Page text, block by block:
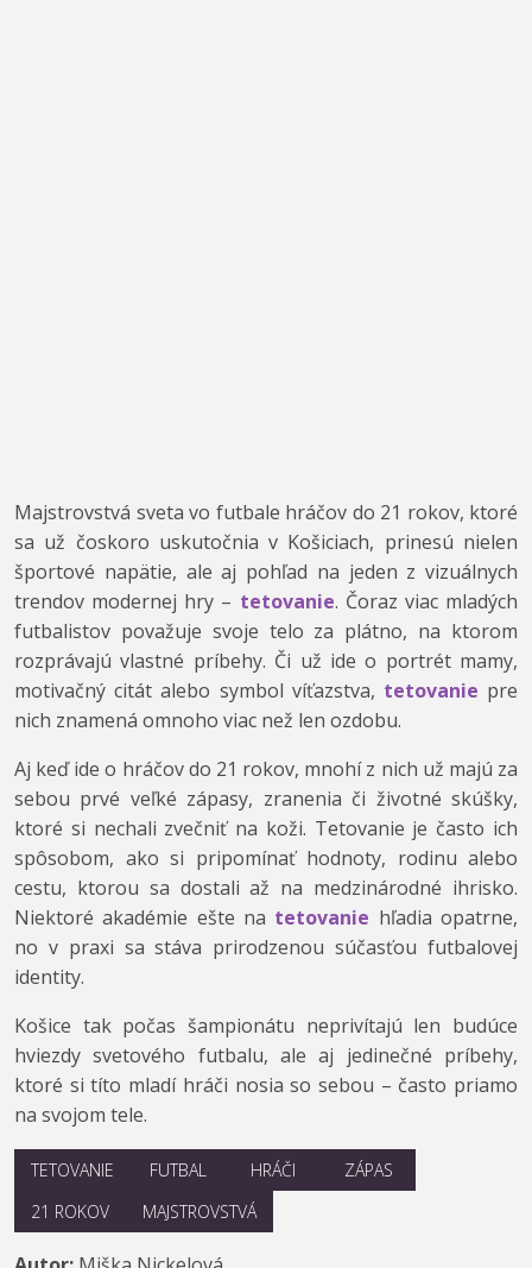
Majstrovstvá sveta vo futbale hráčov do 21 rokov, ktoré
sa už čoskoro uskutočnia v Košiciach, prinesú nielen
športové napätie, ale aj pohľad na jeden z vizuálnych
trendov modernej hry – tetovanie. Čoraz viac mladých
futbalistov považuje svoje telo za plátno, na ktorom
rozprávajú vlastné príbehy. Či už ide o portrét mamy,
motivačný citát alebo symbol víťazstva, tetovanie pre
nich znamená omnoho viac než len ozdobu.
Aj keď ide o hráčov do 21 rokov, mnohí z nich už majú za
sebou prvé veľké zápasy, zranenia či životné skúšky,
ktoré si nechali zvečniť na koži. Tetovanie je často ich
spôsobom, ako si pripomínať hodnoty, rodinu alebo
cestu, ktorou sa dostali až na medzinárodné ihrisko.
Niektoré akadémie ešte na tetovanie hľadia opatrne,
no v praxi sa stáva prirodzenou súčasťou futbalovej
identity.
Košice tak počas šampionátu neprivítajú len budúce
hviezdy svetového futbalu, ale aj jedinečné príbehy,
ktoré si títo mladí hráči nosia so sebou – často priamo
na svojom tele.
TETOVANIE FUTBAL HRÁČI
ZÁPAS
21 ROKOV
MAJSTROVSTVÁ